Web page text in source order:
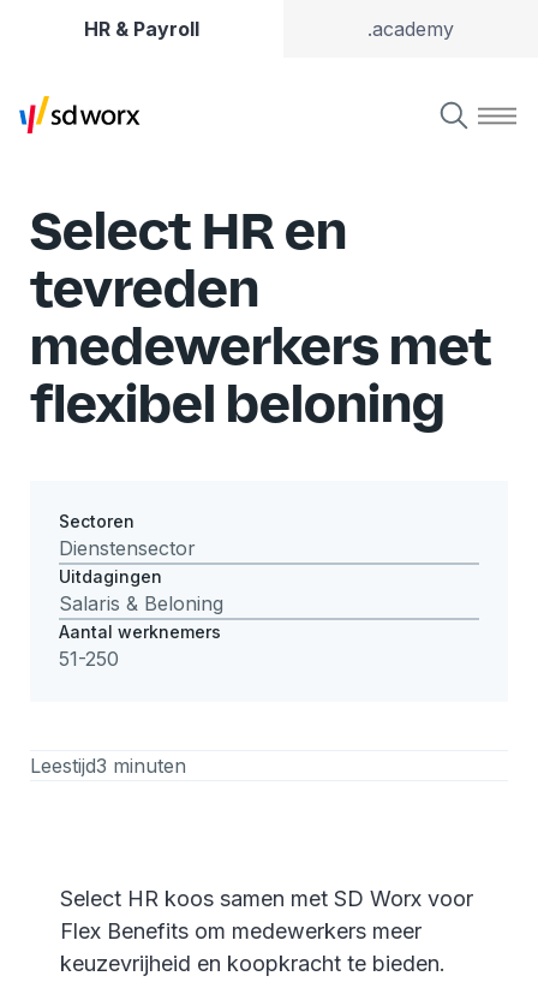
HR & Payroll .academy
Select HR en
tevreden
medewerkers met
flexibel beloning
Sectoren
Dienstensector
Uitdagingen
Salaris & Beloning
Aantal werknemers
51-250
Leestijd3 minuten
Select HR koos samen met SD Worx voor
Flex Benefits om medewerkers meer
keuzevrijheid en koopkracht te bieden.